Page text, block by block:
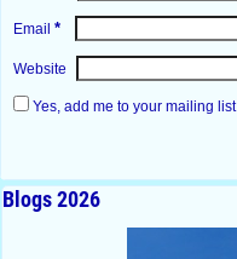
Email *
Website
Yes, add me to your mailing list
Blogs 2026